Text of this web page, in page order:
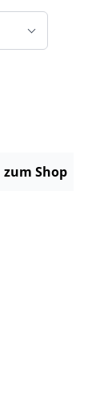
zum Shop